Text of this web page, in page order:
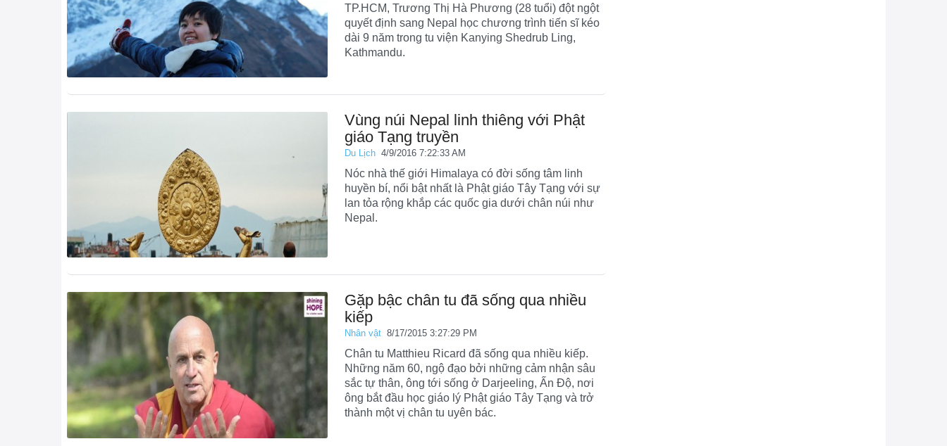
TP.HCM, Trương Thị Hà Phương (28 tuổi) đột ngột
quyết định sang Nepal học chương trình tiến sĩ kéo
dài 9 năm trong tu viện Kanying Shedrub Ling,
Kathmandu.
Vùng núi Nepal linh thiêng với Phật
giáo Tạng truyền
Du Lịch 4/9/2016 7:22:33 AM
Nóc nhà thế giới Himalaya có đời sống tâm linh
huyền bí, nổi bật nhất là Phật giáo Tây Tạng với sự
lan tỏa rộng khắp các quốc gia dưới chân núi như
Nepal.
Gặp bậc chân tu đã sống qua nhiều
kiếp
Nhân vật 8/17/2015 3:27:29 PM
Chân tu Matthieu Ricard đã sống qua nhiều kiếp.
Những năm 60, ngộ đạo bởi những cảm nhận sâu
sắc tự thân, ông tới sống ở Darjeeling, Ấn Độ, nơi
ông bắt đầu học giáo lý Phật giáo Tây Tạng và trở
thành một vị chân tu uyên bác.